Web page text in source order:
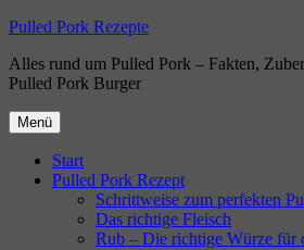
Zum
springen
Pulled Pork Rezepte
Alles rund um Pulled Pork – Fakten,
Pulled Pork Burger
Menü
Start
Pulled Pork Rezept
Schrittweise zum perfekten
Das richtige Fleisch
Rub – Die richtige Würze für